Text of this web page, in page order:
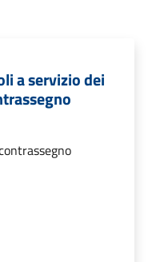
a servizio dei